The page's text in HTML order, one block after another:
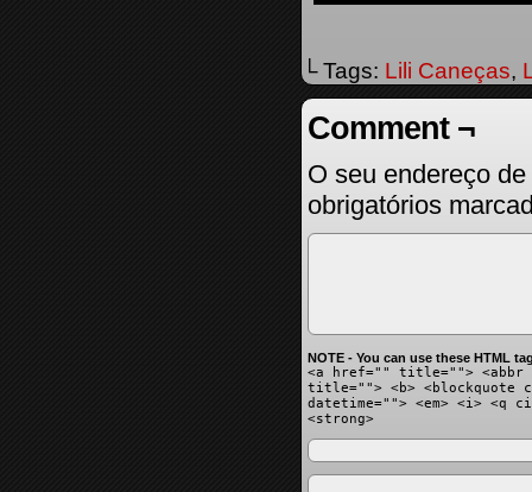
└ Tags: Lili Caneças,
Comment ¬
O seu endereço
obrigatórios
NOTE - You can use these HTML
<a href="" title=""> <abbr
title=""> <b> <blockquote
datetime=""> <em> <i> <q
<strong>